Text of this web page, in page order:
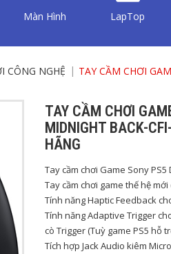
Màn Hình LapTop
CÔNG NGHỆ TAY CẦM CHƠI
TAY CẦM CHƠI
MIDNIGHT BACK-
HÃNG
Tay cầm chơi Game Sony PS5
Tay cầm chơi game thế hệ
Tính năng Haptic Feedback
Tính năng Adaptive Trigger
cò Trigger (Tuỳ game PS5 hỗ
Tích hợp Jack Audio kiêm